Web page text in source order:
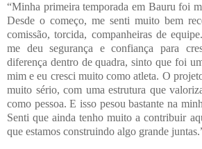
“Minha primeira temporada em Bauru foi
Desde o começo, me senti muito bem
comissão, torcida, companheiras de
me deu segurança e confiança para
diferença dentro de quadra, sinto que foi
mim e eu cresci muito como atleta. O
muito sério, com uma estrutura que
como pessoa. E isso pesou bastante na
Senti que ainda tenho muito a contribuir
que estamos construindo algo grande